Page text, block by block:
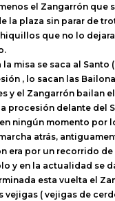
el Zangarrón que
la plaza sin parar de
que no lo
misa se saca al Santo (
, lo sacan las
y el Zangarrón bailan
procesión delante del
ningún momento por
atrás,
era por un recorrido de
y en la actualidad se
esta vuelta el
vejigas ( vejigas de